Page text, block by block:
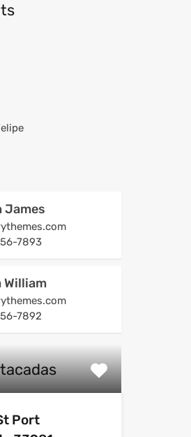
James
7893
William
7892
Port